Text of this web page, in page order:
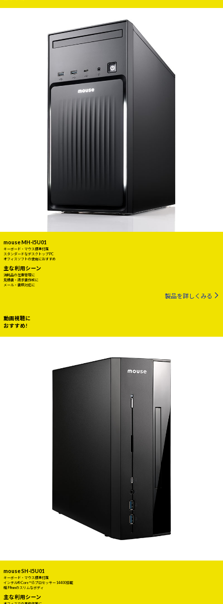
mouse MH-I5U01
キーボード・マウス標準付属
スタンダードなデスクトップPC
オフィスソフトの使用におすすめ
主な利用シーン
消耗品の在庫管理に
見積書・請求書作成に
メール・書類対応に
製品を詳しくみる
動画視聴に
おすすめ!
mouse SH-I5U01
キーボード・マウス標準付属
インテル® Core™ i5 プロセッサー 14400搭載
幅99mmのスリムなボディ
主な利用シーン